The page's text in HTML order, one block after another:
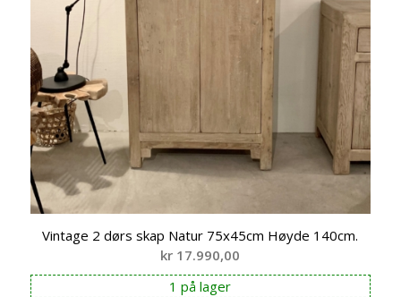
Vintage 2 dørs skap Natur 75x45cm Høyde 140cm.
kr 17.990,00
1 på lager